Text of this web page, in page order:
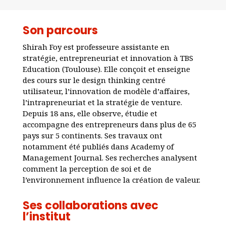
Son parcours
Shirah Foy est professeure assistante en
stratégie, entrepreneuriat et innovation à TBS
Education (Toulouse). Elle conçoit et enseigne
des cours sur le design thinking centré
utilisateur, l’innovation de modèle d’affaires,
l’intrapreneuriat et la stratégie de venture.
Depuis 18 ans, elle observe, étudie et
accompagne des entrepreneurs dans plus de 65
pays sur 5 continents. Ses travaux ont
notamment été publiés dans Academy of
Management Journal. Ses recherches analysent
comment la perception de soi et de
l’environnement influence la création de valeur.
Ses collaborations avec
l’institut